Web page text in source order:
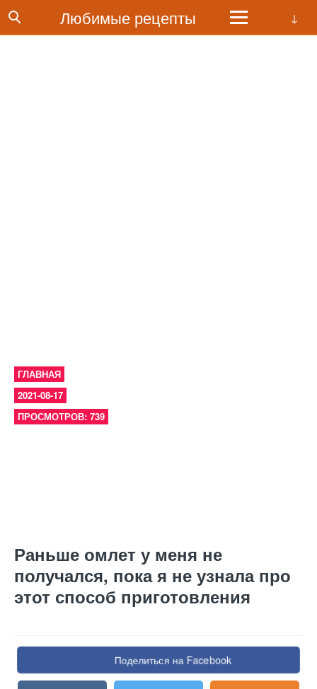
Любимые рецепты
ГЛАВНАЯ
2021-08-17
ПРОСМОТРОВ: 739
Раньше омлет у меня не
получался, пока я не узнала про
этот способ приготовления
Поделиться на Facebook